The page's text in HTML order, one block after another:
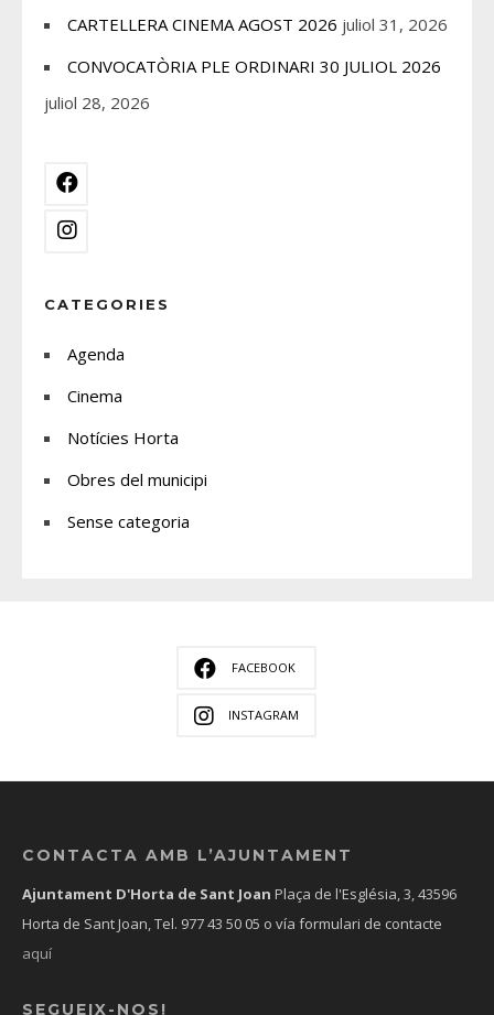
CARTELLERA CINEMA AGOST 2026 juliol 31, 2026
CONVOCATÒRIA PLE ORDINARI 30 JULIOL 2026
juliol 28, 2026
CATEGORIES
Agenda
Cinema
Notícies Horta
Obres del municipi
Sense categoria
FACEBOOK
INSTAGRAM
CONTACTA AMB L’AJUNTAMENT
Ajuntament D'Horta de Sant Joan Plaça de l'Església, 3, 43596
Horta de Sant Joan, Tel. 977 43 50 05 o vía formulari de contacte
aquí
SEGUEIX-NOS!